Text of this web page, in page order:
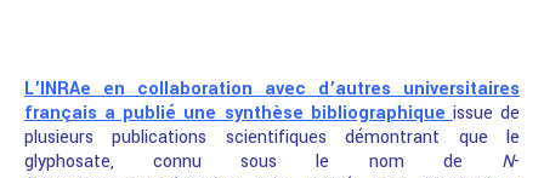
L’INRAe en collaboration avec d’autres universitaires
français a publié une synthèse bibliographique issue de
plusieurs publications scientifiques démontrant que le
glyphosate, connu sous le nom de N-